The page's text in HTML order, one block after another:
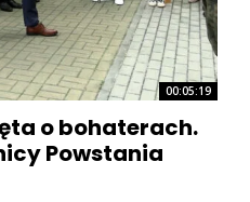
00:05:19
o bohaterach.
Powstania